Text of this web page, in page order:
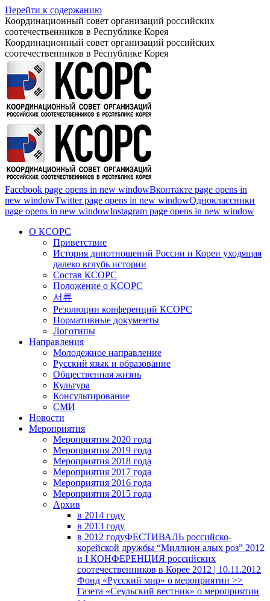
Перейти к содержанию
Координационный совет организаций российских
соотечественников в Республике Корея
Координационный совет организаций российских
соотечественников в Республике Корея
Facebook page opens in new windowВконтакте page opens in
new windowTwitter page opens in new windowОдноклассники
page opens in new windowInstagram page opens in new window
О КСОРС
Приветствие
История дипотношений России и Кореи уходящая
далеко вглубь истории
Состав КСОРС
Положение о КСОРС
서류
Резолюции конференций КСОРС
Нормативные документы
Логотипы
Направления
Молодежное направление
Русский язык и образование
Общественная жизнь
Культура
Консультирование
СМИ
Новости
Мероприятия
Мероприятия 2020 года
Мероприятия 2019 года
Мероприятия 2018 годa
Мероприятия 2017 года
Мероприятия 2016 года
Мероприятия 2015 года
Архив
в 2014 году
в 2013 году
в 2012 годуФЕСТИВАЛЬ российско-
корейской дружбы “Миллион алых роз” 2012
и I КОНФЕРЕНЦИЯ российских
соотечественников в Корее 2012 | 10.11.2012
Фонд «Русский мир» о мероприятии >>
Газета «Сеульский вестник» о мероприятии